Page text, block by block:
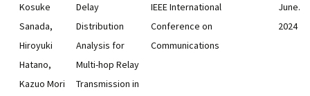
Kosuke
Sanada,
Hiroyuki
Hatano,
Kazuo Mori
Delay
Distribution
Analysis for
Multi-hop Relay
Transmission in
IEEE International
Conference on
Communications
June.
2024